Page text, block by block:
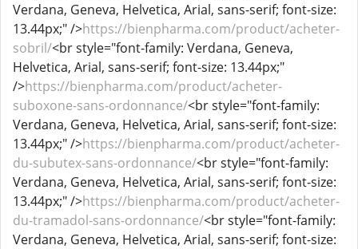
Verdana, Geneva, Helvetica, Arial, sans-serif; font-size:
13.44px;" />https://bienpharma.com/product/acheter-
sobril/<br style="font-family: Verdana, Geneva,
Helvetica, Arial, sans-serif; font-size: 13.44px;"
/>https://bienpharma.com/product/acheter-
suboxone-sans-ordonnance/<br style="font-family:
Verdana, Geneva, Helvetica, Arial, sans-serif; font-size:
13.44px;" />https://bienpharma.com/product/acheter-
du-subutex-sans-ordonnance/<br style="font-family:
Verdana, Geneva, Helvetica, Arial, sans-serif; font-size:
13.44px;" />https://bienpharma.com/product/acheter-
du-tramadol-sans-ordonnance/<br style="font-family:
Verdana, Geneva, Helvetica, Arial, sans-serif; font-size: